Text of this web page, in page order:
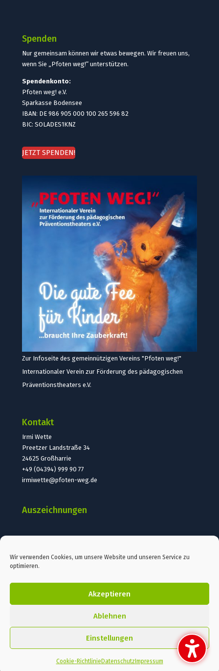
Wir verwenden Cookies, um unsere Website und unseren Service zu
optimieren.
Akzeptieren
Ablehnen
Einstellungen
Cookie-Richtlinie Datenschutz Impressum
Spenden
Nur gemeinsam können wir etwas bewegen. Wir freuen uns,
wenn Sie „Pfoten weg!“ unterstützen.
Spendenkonto:
Pfoten weg! e.V.
Sparkasse Bodensee
IBAN: DE 986 905 000 100 265 596 82
BIC: SOLADES1KNZ
JETZT SPENDEN!
Zur Infoseite des gemeinnützigen Vereins "Pfoten weg!"
Internationaler Verein zur Förderung des pädagogischen
Präventionstheaters e.V.
Kontakt
Irmi Wette
Preetzer Landstraße 34
24625 Großharrie
+49 (04394) 999 90 77
irmiwette@pfoten-weg.de
Auszeichnungen
COOKIE-RICHTLINIE (EU)
© Pfoten weg! Irmi Wette, 2021 | Alle Rechte vorbehalten